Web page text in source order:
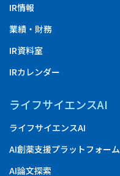
IR情報
業績・財務
IR資料室
IRカレンダー
ライフサイエンスAI
ライフサイエンスAI
AI創薬支援プラットフォーム
AI論文探索